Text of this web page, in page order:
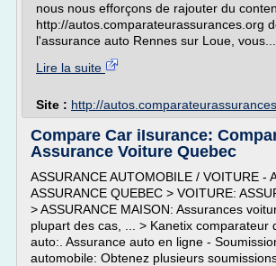
nous nous efforçons de rajouter du
http://autos.comparateurassurances.org
l'assurance auto Rennes sur Loue, vous...
Lire la suite
Site : http://
Compare Car iIsurance:
Assurance Voiture Quebec
ASSURANCE AUTOMOBILE / VOITURE -
ASSURANCE QUEBEC > VOITURE:
> ASSURANCE MAISON: Assurances
plupart des cas, ... > Kanetix comparateur
auto:. Assurance auto en ligne -
automobile: Obtenez plusieurs